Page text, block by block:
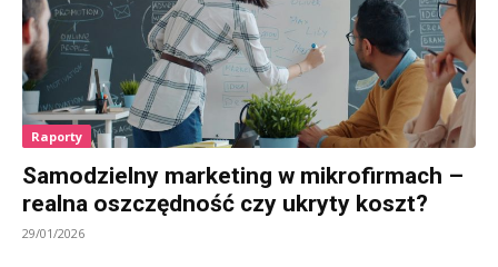
Raporty
Samodzielny marketing w mikrofirmach –
realna oszczędność czy ukryty koszt?
29/01/2026